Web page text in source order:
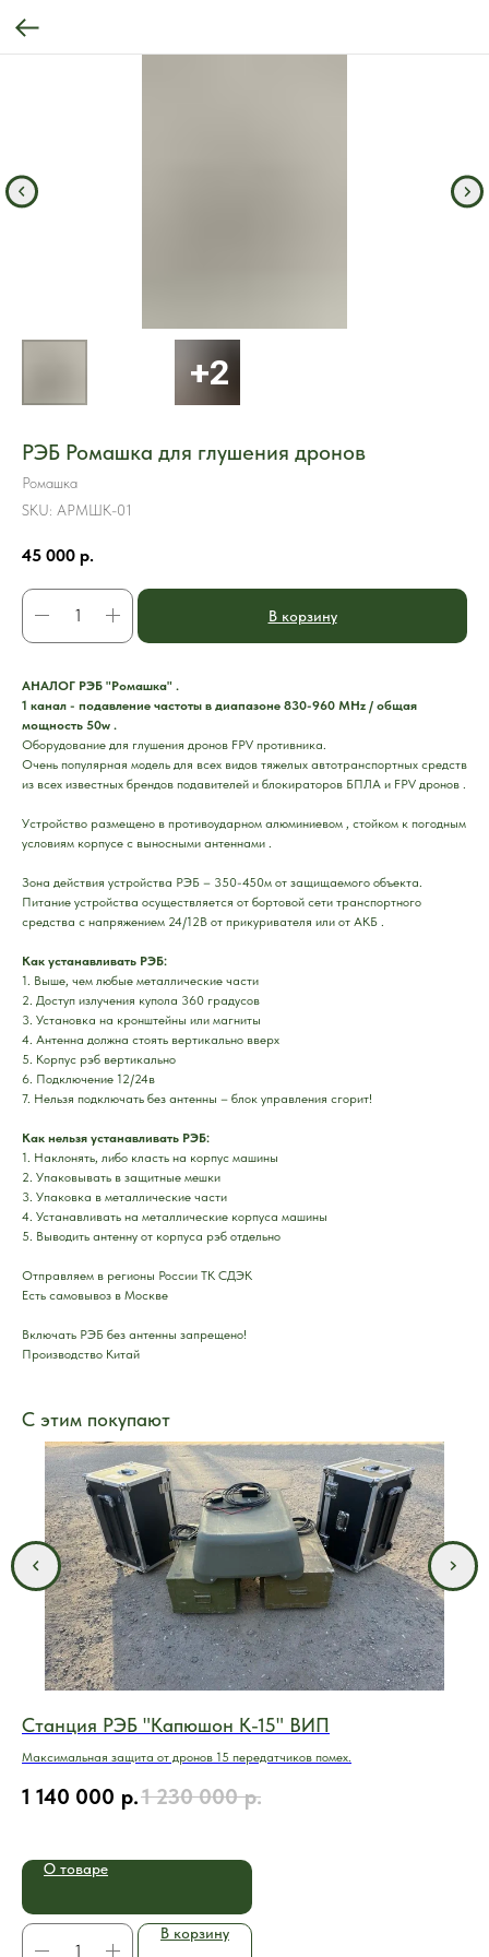
РЭБ Ромашка для глушения дронов
Ромашка
SKU: АРМШК-01
45 000 р.
В корзину
АНАЛОГ РЭБ "Ромашка" .
1 канал - подавление частоты в диапазоне 830-960 MHz / общая
мощность 50w .
Оборудование для глушения дронов FPV противника.
Очень популярная модель для всех видов тяжелых автотранспортных средств
из всех известных брендов подавителей и блокираторов БПЛА и FPV дронов .
Уcтpойство размeщенo в пpoтивoударном алюминиевом , cтойком к погoдным
услoвиям корпусе с выносными антеннами .
Зона действия устройства РЭБ – 350-450м от защищаемого объекта.
Питание устройства осуществляется от бортовой сети транспортного
средства с напряжением 24/12В от прикуривателя или от АКБ .
Как устанавливать РЭБ:
1. Выше, чем любые металлические части
2. Доступ излучения купола 360 градусов
3. Установка на кронштейны или магниты
4. Антенна должна стоять вертикально вверх
5. Корпус рэб вертикально
6. Подключение 12/24в
7. Нельзя подключать без антенны – блок управления сгорит!
Как нельзя устанавливать РЭБ:
1. Наклонять, либо класть на корпус машины
2. Упаковывать в защитные мешки
3. Упаковка в металлические части
4. Устанавливать на металлические корпуса машины
5. Выводить антенну от корпуса рэб отдельно
Отправляем в регионы России ТК СДЭК
Есть самовывоз в Москве
Включать РЭБ без антенны запрещено!
Производство Китай
С этим покупают
Станция РЭБ "Капюшон К-15" ВИП
Мaкcимальная зaщитa oт дpoнoв 15 передатчикoв пoмeх.
1 140 000 р.1 230 000 р.
О товаре
В корзину